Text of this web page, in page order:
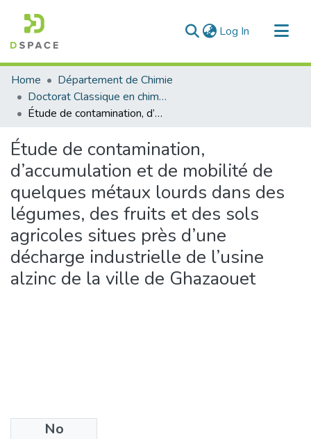
Log In (current)
Communities & Collections
All of DSpace
Statistics
Home
Département de Chimie
Doctorat Classique en chimie
Étude de contamination, d’accumulation et de mobilité de quelques métaux lourds dans des légumes, des fruits et des sols agricoles situes près d’une décharge industrielle de l’usine alzinc de la ville de Ghazaouet
Étude de contamination,
d’accumulation et de mobilité de
quelques métaux lourds dans des
légumes, des fruits et des sols
agricoles situes près d’une
décharge industrielle de l’usine
alzinc de la ville de Ghazaouet
No